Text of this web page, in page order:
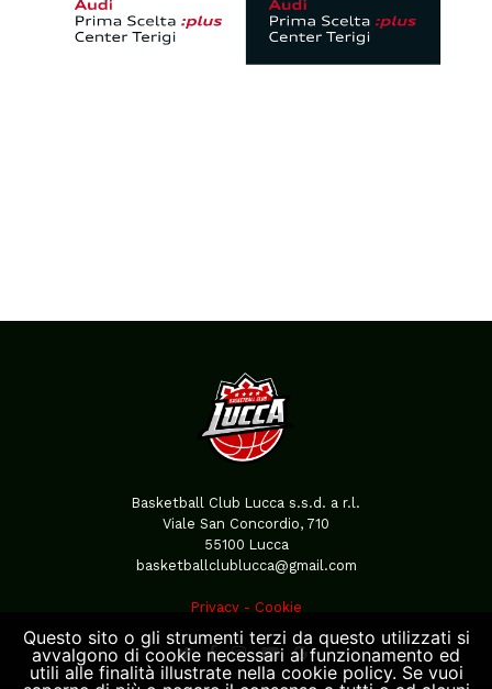
Basketball Club Lucca s.s.d. a r.l.
Viale San Concordio, 710
55100 Lucca
basketballclublucca@gmail.com
Privacy- Cookie
Questo sito o gli strumenti terzi da questo utilizzati si
avvalgono di cookie necessari al funzionamento ed
utili alle finalità illustrate nella cookie policy. Se vuoi